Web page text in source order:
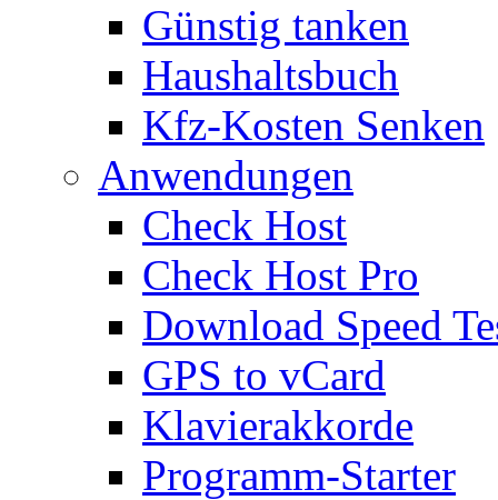
Günstig tanken
Haushaltsbuch
Kfz-Kosten Senken
Anwendungen
Check Host
Check Host Pro
Download Speed
GPS to vCard
Klavierakkorde
Programm-Starter